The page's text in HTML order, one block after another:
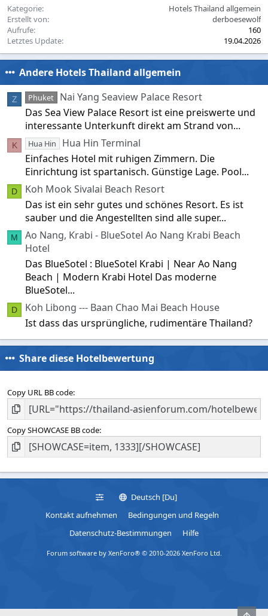
n
s
:
Kategorie
Hotels Thailand allgemein
Erstellt von
derboesewolf
Aufrufe
160
Letztes Update
19.04.2026
Andere Hotels Thailand allgemein
Z Phuket
Nai Yang Seaview Palace Resort
Das Sea View Palace Resort ist eine preiswerte und
interessante Unterkunft direkt am Strand von...
K Hua Hin
Hua Hin Terminal
Einfaches Hotel mit ruhigen Zimmern. Die
Einrichtung ist spartanisch. Günstige Lage. Pool...
D
Koh Mook Sivalai Beach Resort
Das ist ein sehr gutes und schönes Resort. Es ist
sauber und die Angestellten sind alle super...
M
Ao Nang, Krabi - BlueSotel Ao Nang Krabi Beach
Hotel
Das BlueSotel : BlueSotel Krabi | Near Ao Nang
Beach | Modern Krabi Hotel Das moderne
BlueSotel...
D
Koh Libong --- Baan Chao Mai Beach House
Ist dass das ursprüngliche, rudimentäre Thailand?
Share diese Hotelbewertung
Copy URL BB code
Copy SHOWCASE BB code
Deutsch [Du]
Kontakt aufnehmen
Bedingungen und Regeln
Datenschutz-Bestimmungen
Hilfe
Forum software by XenForo® © 2010-2026 XenForo Ltd.